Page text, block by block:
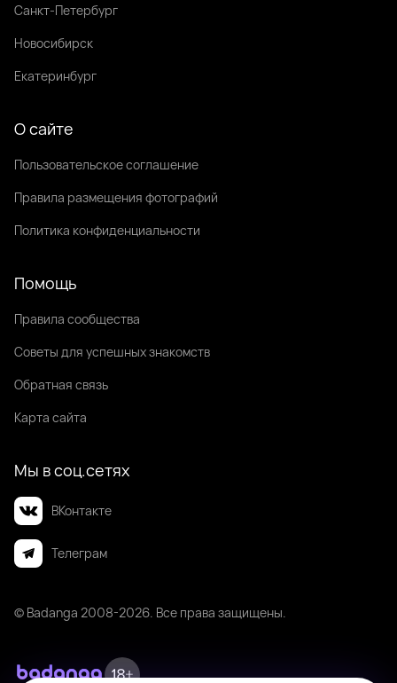
Санкт-Петербург
Новосибирск
Екатеринбург
О сайте
Пользовательское соглашение
Правила размещения фотографий
Политика конфиденциальности
Помощь
Правила сообщества
Советы для успешных знакомств
Обратная связь
Карта сайта
Мы в соц.сетях
ВКонтакте
Телеграм
© Badanga 2008-2026 . Все права защищены.